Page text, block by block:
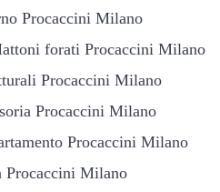
Procaccini Milano
forati Procaccini Milano
Procaccini Milano
Procaccini Milano
Procaccini Milano
Procaccini Milano